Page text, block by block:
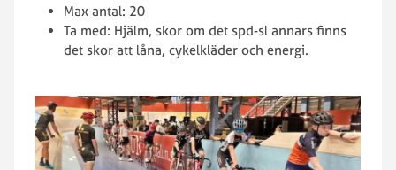
Max antal: 20
Ta med: Hjälm, skor om det spd-sl annars finns
det skor att låna, cykelkläder och energi.